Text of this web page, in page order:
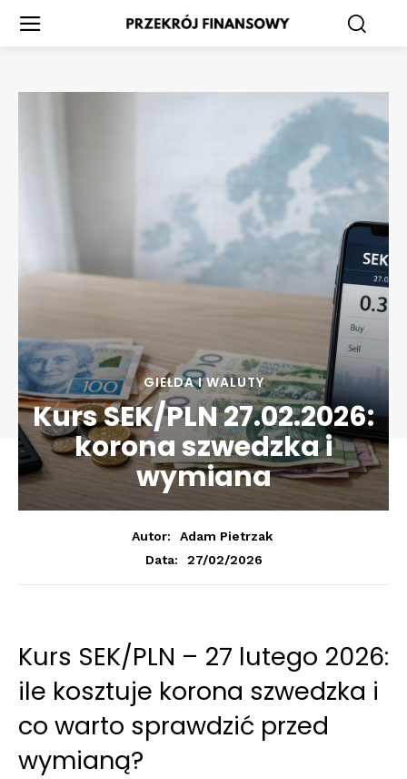
GIEŁDA I WALUTY
Kurs SEK/PLN 27.02.2026:
korona szwedzka i
wymiana
Autor:
Adam Pietrzak
Data:
27/02/2026
Kurs SEK/PLN – 27 lutego 2026:
ile kosztuje korona szwedzka i
co warto sprawdzić przed
wymianą?